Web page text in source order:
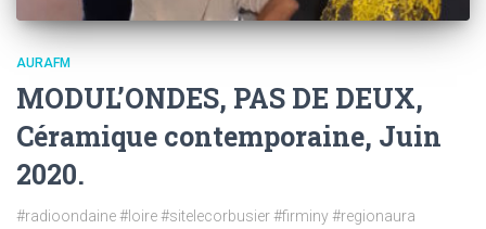
AURAFM
MODUL’ONDES, PAS DE DEUX,
Céramique contemporaine, Juin
2020.
#radioondaine #loire #sitelecorbusier #firminy #regionaura